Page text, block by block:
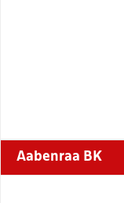
Aabenraa BK